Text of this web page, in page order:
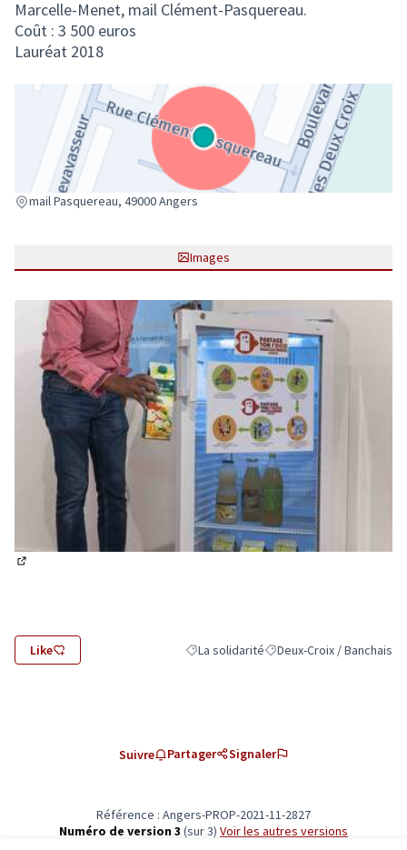
Marcelle-Menet, mail Clément-Pasquereau.
Coût : 3 500 euros
Lauréat 2018
mail Pasquereau, 49000 Angers
(Lien externe)
Images
Like Filtrer les résultats de la catégorie : La
La solidaritéFiltrer les résultats pour
Deux-Croix / Banchais
Suivre Partager Signaler
Référence : Angers-PROP-2021-11-2827
Numéro de version 3 (sur 3)
voir les autres versions